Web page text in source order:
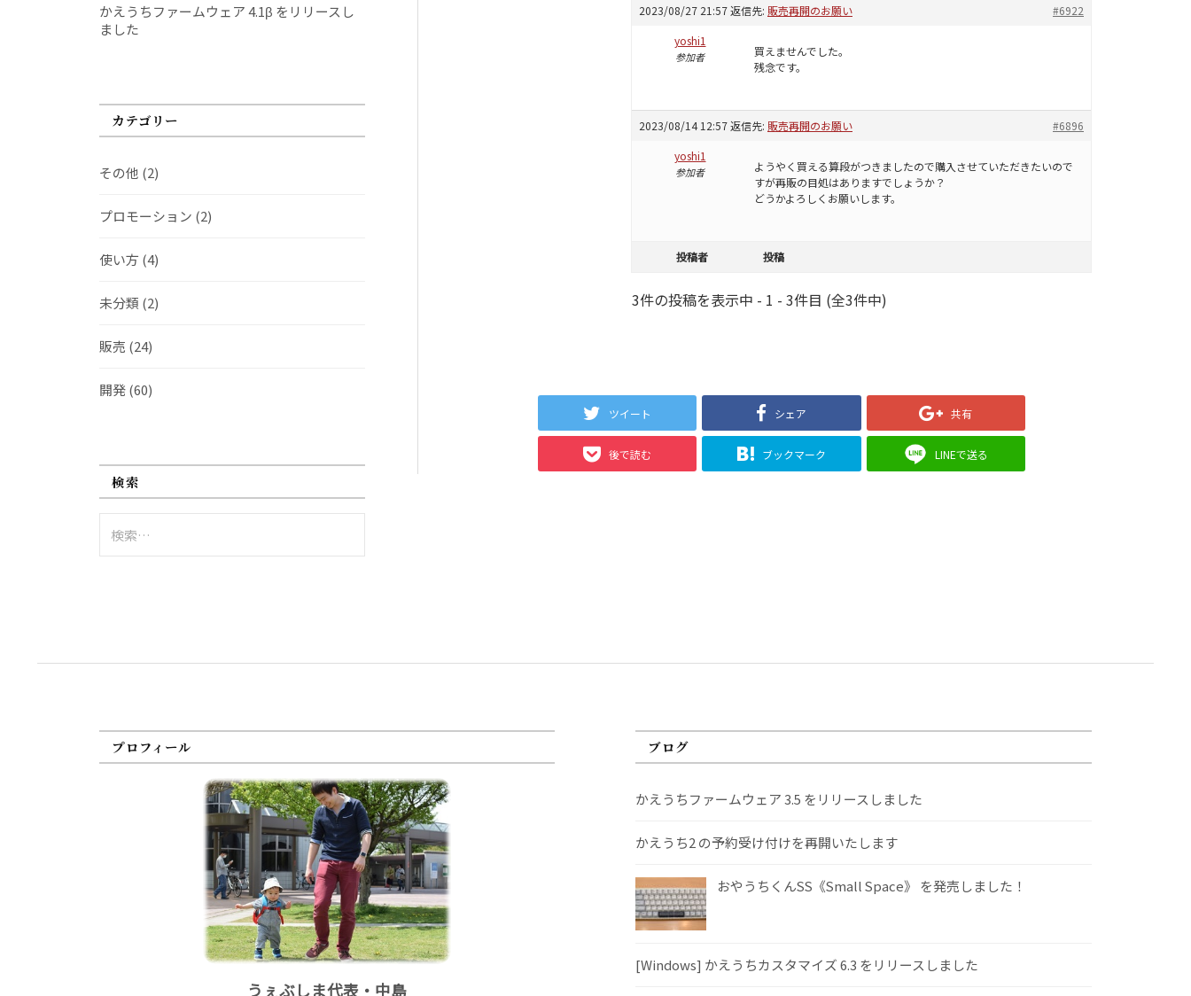
2023/08/27 21:57返信先: 販売再開のお願い
#6922
yoshi1
参加者
買えませんでした。
残念です。
2023/08/14 12:57返信先: 販売再開のお願い
#6896
yoshi1
参加者
ようやく買える算段がつきましたので購入させていただきたいので
すが再販の目処はありますでしょうか？
どうかよろしくお願いします。
投稿者 投稿
3件の投稿を表示中 - 1 - 3件目 (全3件中)
ツイート シェア 共有
後で読む ブックマーク LINEで送る
かえうちファームウェア 4.1β をリリースし
ました
カテゴリー
その他 (2)
プロモーション (2)
使い方 (4)
未分類 (2)
販売 (24)
開発(60)
検索
索:
プロフィール
うぇぶしま代表・中島
ブログ
かえうちファームウェア 3.5 をリリースしました
かえうち2 の予約受け付けを再開いたします
おやうちくんSS《Small Space》 を発売しました！
[Windows] かえうちカスタマイズ 6.3 をリリースしました